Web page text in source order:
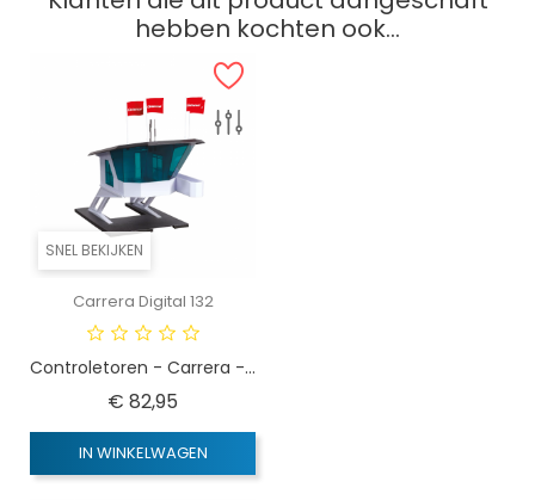
hebben kochten ook...
SNEL BEKIJKEN
Carrera Digital 132
Controletoren - Carrera -...
€ 82,95
IN WINKELWAGEN